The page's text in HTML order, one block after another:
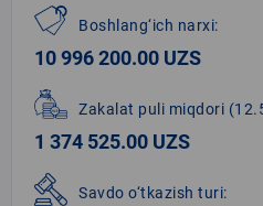
Boshlang‘ich narxi:
10 996 200.00 UZS
Zakalat puli miqdori
1 374 525.00 UZS
Savdo o‘tkazish turi: